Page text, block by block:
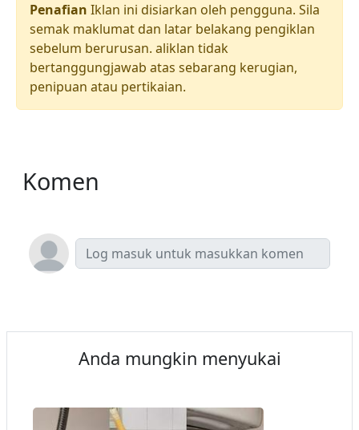
Penafian Iklan ini disiarkan oleh pengguna. Sila
semak maklumat dan latar belakang pengiklan
sebelum berurusan. aliklan tidak
bertanggungjawab atas sebarang kerugian,
penipuan atau pertikaian.
Komen
Anda mungkin menyukai